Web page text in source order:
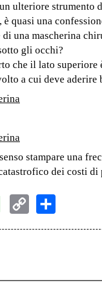
ulteriore strumento
è quasi una
una mascherina
gli occhi?
che il lato
a cui deve
stampare una
dei costi di
WhatsApp
Copy
Link